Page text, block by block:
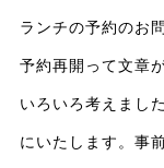
ランチの予約のお
予約再開って文章
いろいろ考えまし
にいたします。事